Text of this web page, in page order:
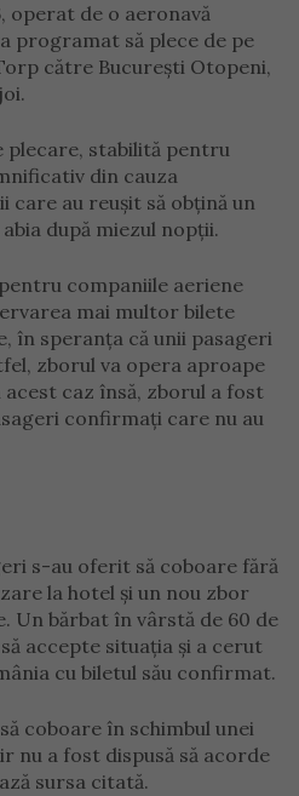
operat de o aeronavă
programat să plece de pe
către București Otopeni,
plecare, stabilită pentru
din cauza
care au reușit să obțină un
după miezul nopții.
companiile aeriene
mai multor bilete
în speranța că unii pasageri
zborul va opera aproape
caz însă, zborul a fost
confirmați care nu au
s-au oferit să coboare fără
la hotel și un nou zbor
Un bărbat în vârstă de 60 de
accepte situația și a cerut
cu biletul său confirmat.
coboare în schimbul unei
nu a fost dispusă să acorde
sursa citată.